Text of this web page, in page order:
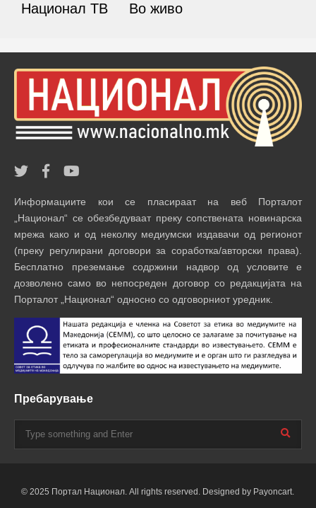
Национал ТВ Во живо
Информациите кои се пласираат на веб Порталот
„Национал“ се обезбедуваат преку сопствената новинарска
мрежа како и од неколку медиумски издавачи од регионот
(преку регулирани договори за соработка/авторски права).
Бесплатно преземање содржини надвор од условите е
дозволено само во непосреден договор со редакцијата на
Порталот „Национал“ односно со одговорниот уредник.
Пребарување
© 2025 Портал Национал. All rights reserved. Designed by Payoncart.